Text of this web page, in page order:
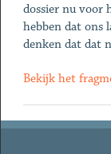
dossier nu voor
hebben dat ons
denken dat dat
Bekijk het